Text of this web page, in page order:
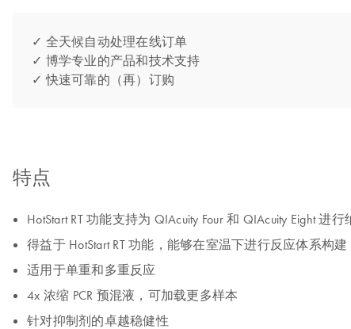
✓ 全天候自动处理在线订单
✓ 博学专业的产品和技术支持
✓ 快速可靠的（再）订购
特点
HotStart RT 功能支持为 QIAcuity Four 和 QIAcuity Eight 进
得益于 HotStart RT 功能，能够在室温下进行反应体系构建
适用于单重和多重反应
4x 浓缩 PCR 预混液，可加载更多样本
针对抑制剂的卓越稳健性